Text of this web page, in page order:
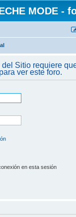
MODE -
del Sitio requiere
ver este foro.
en esta sesión